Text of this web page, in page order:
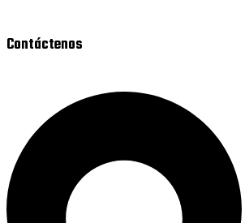
Contáctenos